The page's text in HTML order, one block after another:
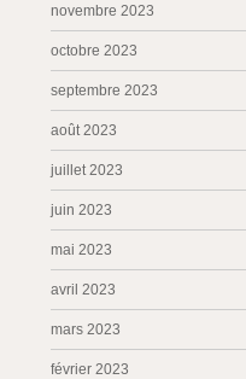
novembre 2023
octobre 2023
septembre 2023
août 2023
juillet 2023
juin 2023
mai 2023
avril 2023
mars 2023
février 2023